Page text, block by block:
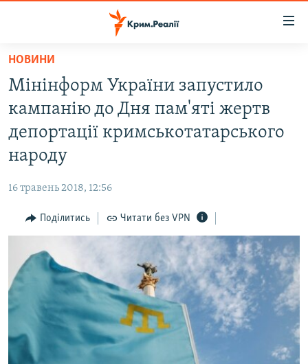
Перейти
основного
матеріалу
до
основної
Перейти
пошуку
ВОДА.КРИМ
ВІДЕО ТА ФОТО
ПОГЛЯД
ІНТЕРВ'Ю
СПЕЦПРОЕКТИ
ДЕПОРТАЦІЯ
ВІДЕОУРОКИ «ELIFBE»
СВІДЧЕННЯ ОКУПАЦІЇ
ЯК ОБІЙТИ БЛОКУВАННЯ
Русский
Qırımtatar
НОВИНИ
Мінінформ України запустило
кампанію до Дня пам'яті жертв
депортації кримськотатарського
народу
16 травень 2018, 12:56
Поділитись Читати без VPN